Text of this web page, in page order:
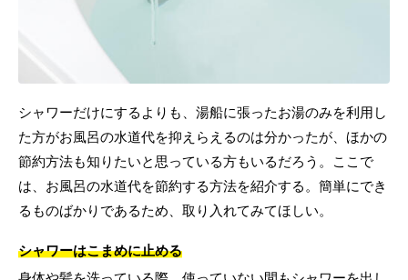
シャワーだけにするよりも、湯船に張ったお湯のみを利用し
た方がお風呂の水道代を抑えらえるのは分かったが、ほかの
節約方法も知りたいと思っている方もいるだろう。ここで
は、お風呂の水道代を節約する方法を紹介する。簡単にでき
るものばかりであるため、取り入れてみてほしい。
シャワーはこまめに止める